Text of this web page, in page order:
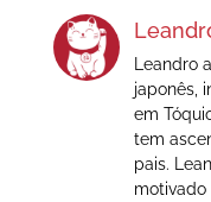
Leandro
japonês,
em
tem
pais.
motivado